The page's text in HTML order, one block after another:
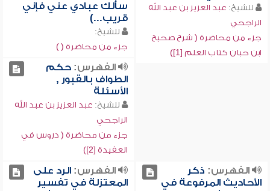
للشيخ: عبد العزيز بن عبد الله
الراجحي
جزء من محاضرة ( شرح صحيح
ابن حبان كتاب العلم [1])
سألك عبادي عني فإني
قريب...)
للشيخ:
جزء من محاضرة ( )
الفهرس:حكم
الطواف بالقبور ,
الأسئلة
للشيخ: عبد العزيز بن عبد الله
الراجحي
جزء من محاضرة ( دروس في
العقيدة [2])
الفهرس: ذكر
الأحاديث المرفوعة في
الفهرس:الرد على
المعتزلة في تفسير